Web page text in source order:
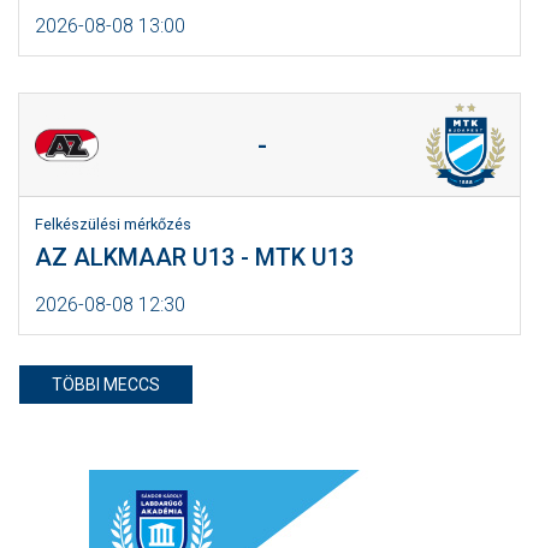
2026-08-08 13:00
-
Felkészülési mérkőzés
AZ ALKMAAR U13 - MTK U13
2026-08-08 12:30
TÖBBI MECCS